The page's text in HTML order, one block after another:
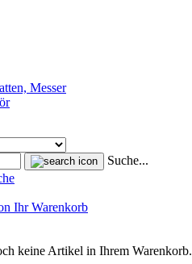
Messer
Suche...
Ihr Warenkorb
keine Artikel in Ihrem Warenkorb.